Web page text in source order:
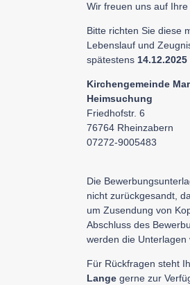
Wir freuen uns auf
Bitte richten Sie diese
Lebenslauf und
spätestens 14.12.2025
Kirchengemeinde
Heimsuchung
Friedhofstr. 6
76764 Rheinzabern
07272-9005483
Die
nicht zurückgesandt,
um Zusendung von
Abschluss des
werden die Unterlagen
Für Rückfragen steht
Lange gerne zur